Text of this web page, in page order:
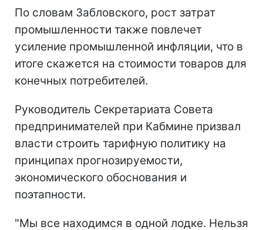
По словам Забловского, рост затрат
промышленности также повлечет
усиление промышленной инфляции, что в
итоге скажется на стоимости товаров для
конечных потребителей.
Руководитель Секретариата Совета
предпринимателей при Кабмине призвал
власти строить тарифную политику на
принципах прогнозируемости,
экономического обоснования и
поэтапности.
"Мы все находимся в одной лодке. Нельзя